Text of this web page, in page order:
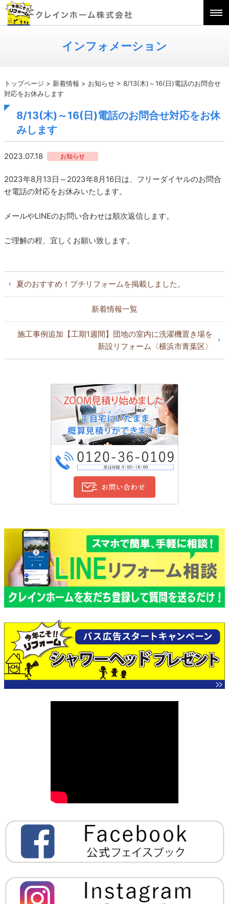
インフォメーション
トップページ > 新着情報 > お知らせ > 8/13(木)～16(日)電話のお問合せ
対応をお休みします
8/13(木)～16(日)電話のお問合せ対応をお休
みします
2023.07.18 お知らせ
2023年8月13日～2023年8月16日は、フリーダイヤルのお問合
せ電話の対応をお休みいたします。
メールやLINEのお問い合わせは順次返信します。
ご理解の程、宜しくお願い致します。
夏のおすすめ！プチリフォームを掲載しました。
新着情報一覧
施工事例追加【工期1週間】団地の室内に洗濯機置き場を
新設リフォーム〈横浜市青葉区〉